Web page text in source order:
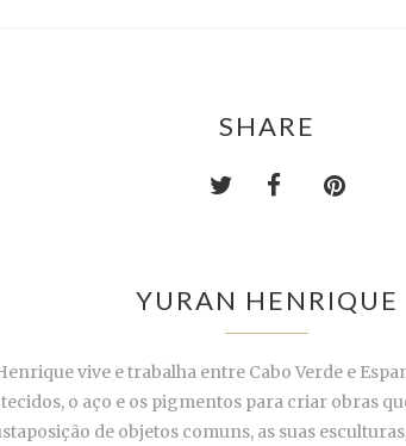
SHARE
YURAN HENRIQUE
vive e trabalha entre Cabo Verde e
o aço e os pigmentos para criar obras
de objetos comuns, as suas